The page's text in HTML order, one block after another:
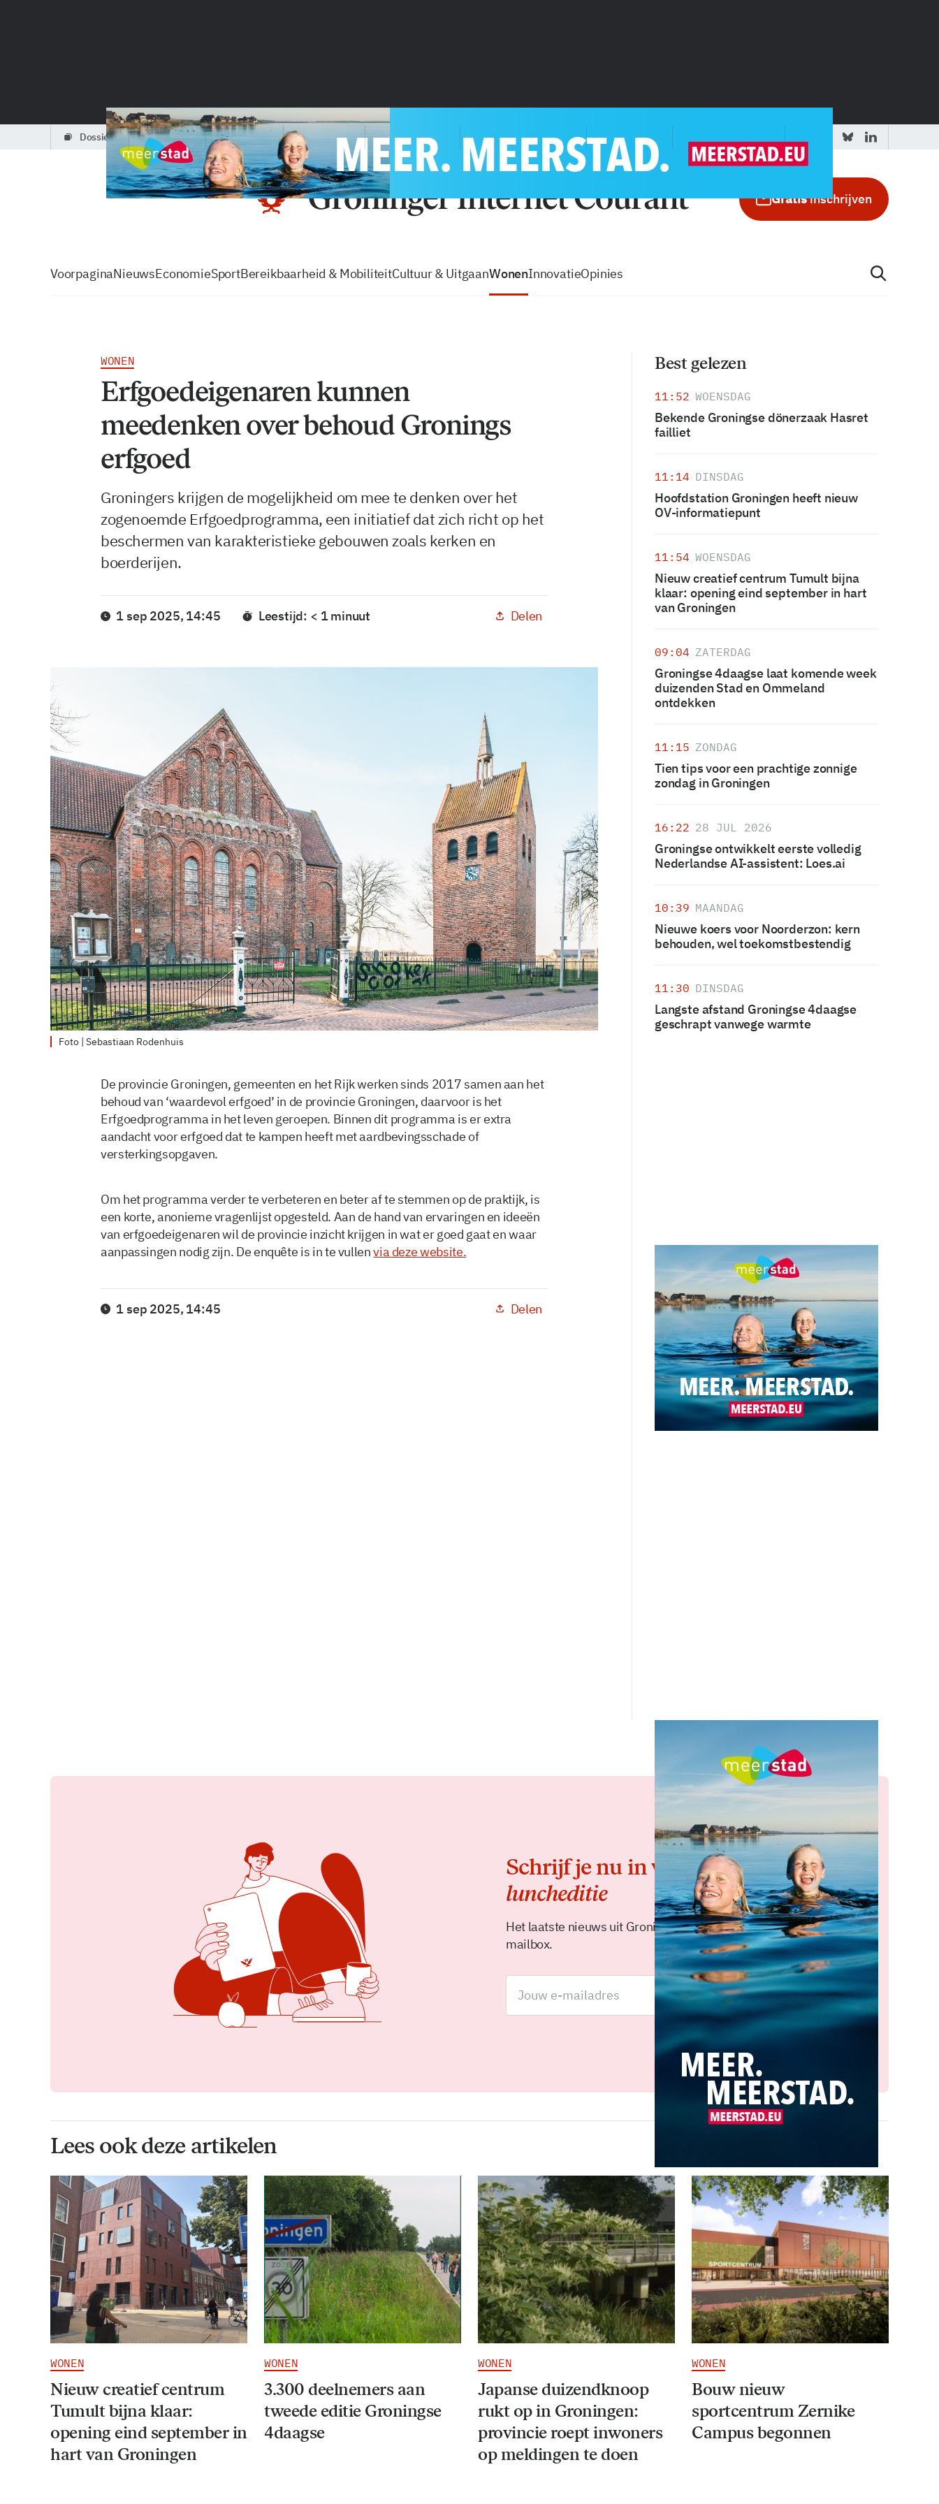
dossiers partners podcasts vacatures zo volg je de GIC Tip de redactie
Gratisinschrijven
VoorpaginaNieuwsEconomieSportBereikbaarheid & MobiliteitCultuur & UitgaanWonenInnovatieOpinies
WONEN
Erfgoedeigenaren kunnen
meedenken over behoud Gronings
erfgoed
Groningers krijgen de mogelijkheid om mee te denken over het
zogenoemde Erfgoedprogramma, een initiatief dat zich richt op het
beschermen van karakteristieke gebouwen zoals kerken en
boerderijen.
1 sep 2025, 14:45 Leestijd: < 1 minuut Delen
Foto | Sebastiaan Rodenhuis
De provincie Groningen, gemeenten en het Rijk werken sinds 2017 samen aan het
behoud van ‘waardevol erfgoed’ in de provincie Groningen, daarvoor is het
Erfgoedprogramma in het leven geroepen. Binnen dit programma is er extra
aandacht voor erfgoed dat te kampen heeft met aardbevingsschade of
versterkingsopgaven.
Om het programma verder te verbeteren en beter af te stemmen op de praktijk, is
een korte, anonieme vragenlijst opgesteld. Aan de hand van ervaringen en ideeën
van erfgoedeigenaren wil de provincie inzicht krijgen in wat er goed gaat en waar
aanpassingen nodig zijn. De enquête is in te vullenvia deze website.
1 sep 2025, 14:45 Delen
Best gelezen
11:52 WOENSDAG
Bekende Groningse dönerzaak Hasret
failliet
11:14 DINSDAG
Hoofdstation Groningen heeft nieuw
OV-informatiepunt
11:54 WOENSDAG
Nieuw creatief centrum Tumult bijna
klaar: opening eind september in hart
van Groningen
09:04 ZATERDAG
Groningse 4daagse laat komende week
duizenden Stad en Ommeland
ontdekken
11:15 ZONDAG
Tien tips voor een prachtige zonnige
zondag in Groningen
16:22 28 JUL 2026
Groningse ontwikkelt eerste volledig
Nederlandse AI-assistent: Loes.ai
10:39 MAANDAG
Nieuwe koers voor Noorderzon: kern
behouden, wel toekomstbestendig
11:30 DINSDAG
Langste afstand Groningse 4daagse
geschrapt vanwege warmte
Schrijf je nu in voor de
luncheditie
Het laatste nieuws uit Groningen elke middag in je
mailbox.
Meld je aan
Lees ook deze artikelen
WONEN
Nieuw creatief centrum
Tumult bijna klaar:
opening eind september in
hart van Groningen
WONEN
3.300 deelnemers aan
tweede editie Groningse
4daagse
WONEN
Japanse duizendknoop
rukt op in Groningen:
provincie roept inwoners
op meldingen te doen
WONEN
Bouw nieuw
sportcentrum Zernike
Campus begonnen